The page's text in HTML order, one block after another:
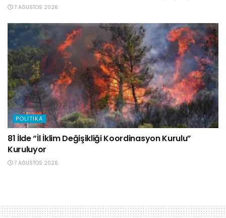
7 AĞUSTOS 2026
POLITIKA
81 İlde “İl İklim Değişikliği Koordinasyon Kurulu”
Kuruluyor
7 AĞUSTOS 2026